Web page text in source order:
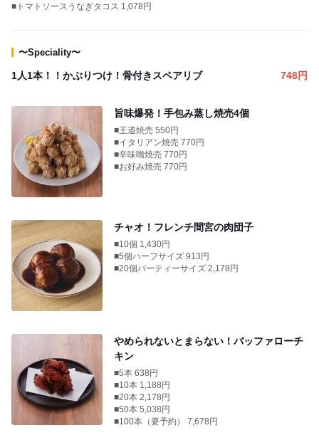
■トマトソースうなぎタコス 1,078円
〜Speciality〜
1人1本！！かぶりつけ！骨付きスペアリブ 748円
旨味爆発！手包み蒸し焼売4個
■王道焼売 550円
■イタリアン焼売 770円
■辛味噌焼売 770円
■お好み焼売 770円
チャオ！フレンチ間宮の肉団子
■10個 1,430円
■5個ハーフサイズ 913円
■20個パーティーサイズ 2,178円
やめられないとまらない！バッファローチ
キン
■5本 638円
■10本 1,188円
■20本 2,178円
■50本 5,038円
■100本（要予約） 7,678円